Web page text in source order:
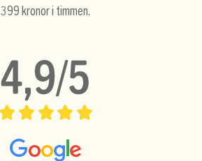
399 kronor i timmen.